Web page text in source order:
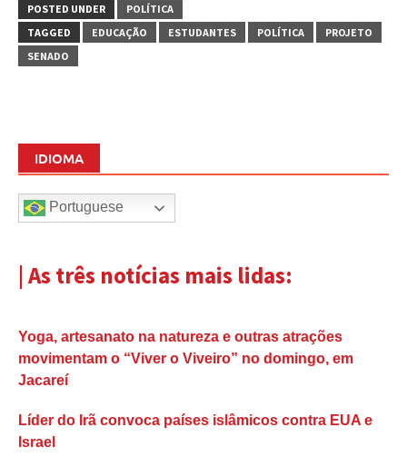
POSTED UNDER
POLÍTICA
TAGGED
EDUCAÇÃO ESTUDANTES POLÍTICA
PROJETO
SENADO
IDIOMA
Portuguese
| As três notícias mais lidas:
Yoga, artesanato na natureza e outras atrações
movimentam o “Viver o Viveiro” no domingo, em
Jacareí
Líder do Irã convoca países islâmicos contra EUA e
Israel